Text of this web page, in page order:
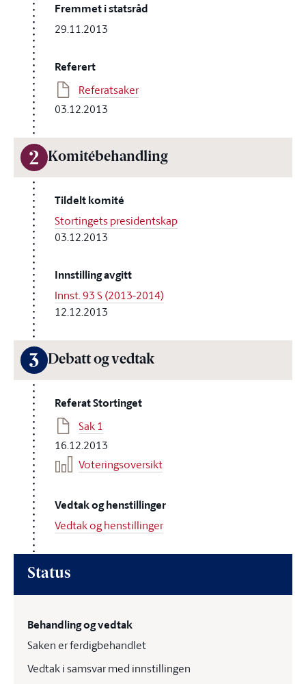
Fremmet i statsråd
29.11.2013
Referert
Referatsaker
03.12.2013
2 Komitébehandling
Tildelt komité
Stortingets presidentskap
03.12.2013
Innstilling avgitt
Innst. 93 S (2013-2014)
12.12.2013
3 Debatt og vedtak
Referat Stortinget
Sak 1
16.12.2013
Voteringsoversikt
Vedtak og henstillinger
Vedtak og henstillinger
Status
Behandling og vedtak
Saken er ferdigbehandlet
Vedtak i samsvar med innstillingen